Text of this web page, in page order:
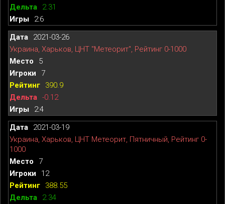
2.31
2:6
2021-03-26
Украина, Харьков, ЦНТ "Метеорит", Рейтинг 0-1000
5
7
390.9
-0.12
2:4
2021-03-19
Украина, Харьков, ЦНТ Метеорит, Пятничный, Рейтинг 0-
1000
7
12
388.55
2.34